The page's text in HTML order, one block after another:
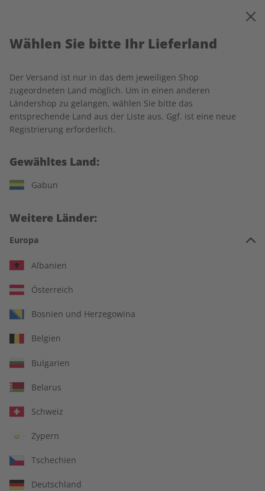
Startseite Spotlight Wunschabo
Jetzt Ihr Spotlight-Wunschabo
Für wen ist das Abo?
Wählen Sie bitte Ihr Lieferland
Der Versand ist nur in das dem jeweiligen Shop
zugeordneten Land möglich. Um in einen anderen
Ländershop zu gelangen, wählen Sie bitte das
entsprechende Land aus der Liste aus. Ggf. ist eine neue
Registrierung erforderlich.
Gewähltes Land:
Gabun
Weitere Länder:
Europa
Albanien
Österreich
Bosnien und Herzegowina
Belgien
Bulgarien
Belarus
Schweiz
Zypern
Tschechien
Deutschland